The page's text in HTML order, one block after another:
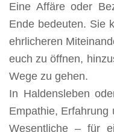
Eine Affäre oder
Ende bedeuten. Sie
ehrlicheren
euch zu öffnen,
Wege zu gehen.
In Haldensleben
Empathie, Erfahrung
Wesentliche – für